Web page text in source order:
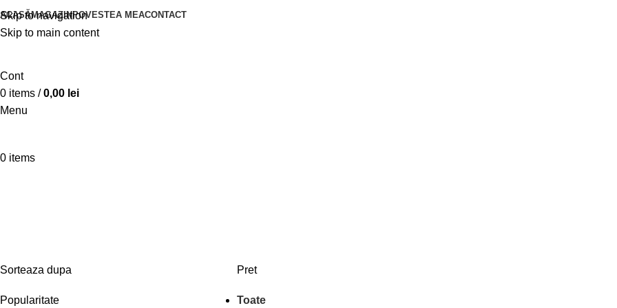
Skip to navigation
Skip to main content
ACASĂMAGAZINPOVESTEA MEACONTACT
Cont
0 items / 0,00 lei
Menu
0 items
Sorteaza dupa
Popularitate
Pret
Toate